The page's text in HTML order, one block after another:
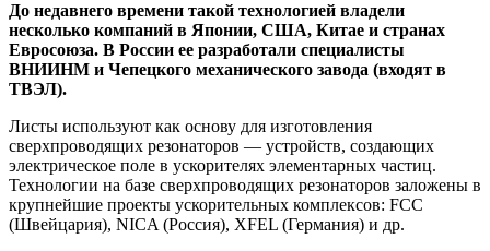
До недавнего времени такой технологией владели
несколько компаний в Японии, США, Китае и странах
Евросоюза. В России ее разработали специалисты
ВНИИНМ и Чепецкого механического завода (входят в
ТВЭЛ).
Листы используют как основу для изготовления
сверхпроводящих резонаторов — устройств, создающих
электрическое поле в ускорителях элементарных частиц.
Технологии на базе сверхпроводящих резонаторов заложены в
крупнейшие проекты ускорительных комплексов: FCC
(Швейцария), NICA (Россия), XFEL (Германия) и др.